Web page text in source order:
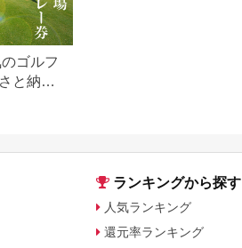
ゴルフ
と納税
ランキングから探す
人気ランキング
還元率ランキング